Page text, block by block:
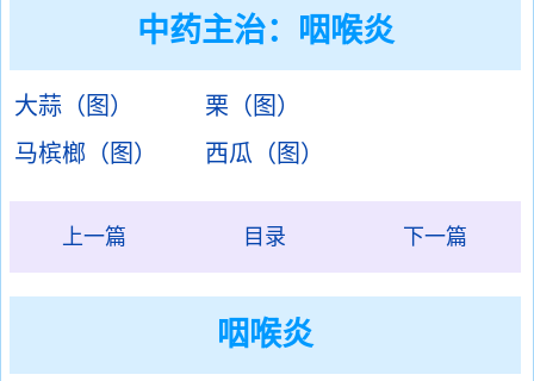
中药主治： 咽喉炎
大蒜（图）
栗（图）
马槟榔（图）
西瓜（图）
上一篇 目录 下一篇
咽喉炎